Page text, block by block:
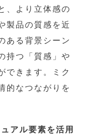
、より立体感の
製品の質感を近
ある背景シーン
持つ「質感」や
できます。ミク
的なつながりを
アル要素を活用